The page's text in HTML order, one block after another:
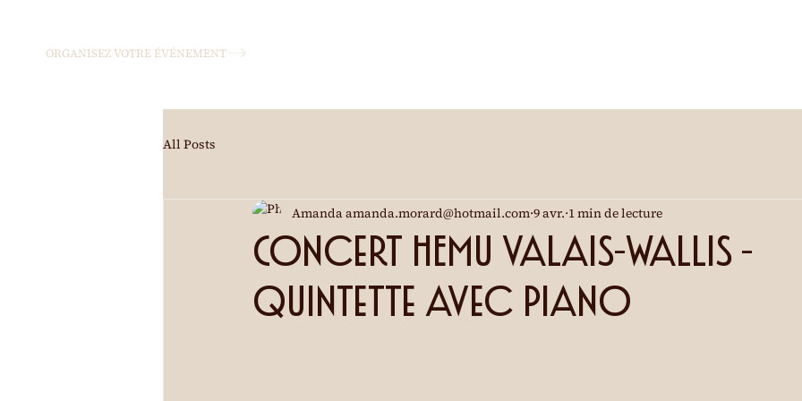
ORGANISEZ VOTRE ÉVÉNEMENT
All Posts
Concert HEMU Valais-Wallis -
Quintette avec piano
Amanda amanda.morard@hotmail.com 9 avr. 1 min de lecture